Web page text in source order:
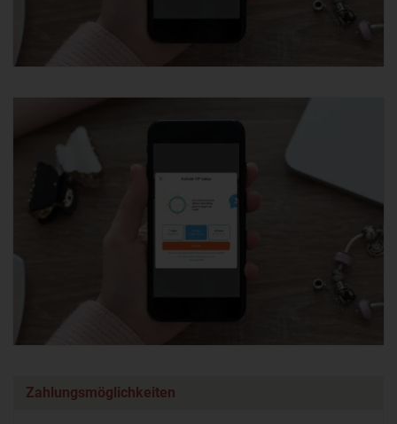
Zahlungsmöglichkeiten